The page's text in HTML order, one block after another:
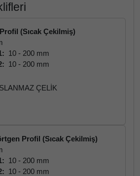
(Sıcak Çekilmiş)
10 - 200 mm
10 - 200 mm
ÇELİK
Profil (Sıcak Çekilmiş)
10 - 200 mm
10 - 200 mm